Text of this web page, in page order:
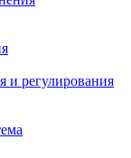
и регулирования